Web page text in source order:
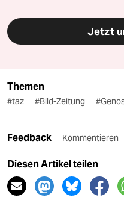
Jetzt
Themen
#taz #Bild-Zeitung
Feedback Kommentieren
Diesen Artikel teilen